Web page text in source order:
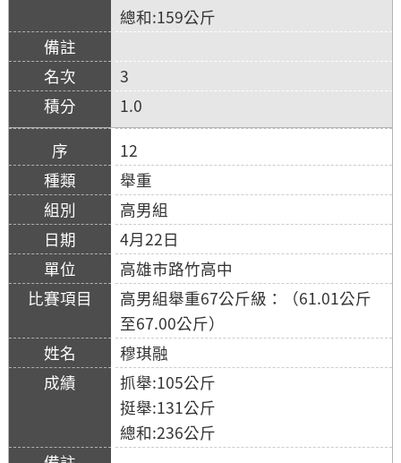
總和:159公斤
3
1.0
12
舉重
高男組
4月22日
高雄市路竹高中
高男組舉重67公斤級：（61.01公斤
至67.00公斤）
穆琪融
抓舉:105公斤
挺舉:131公斤
總和:236公斤